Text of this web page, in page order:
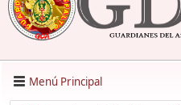
Menú Principal